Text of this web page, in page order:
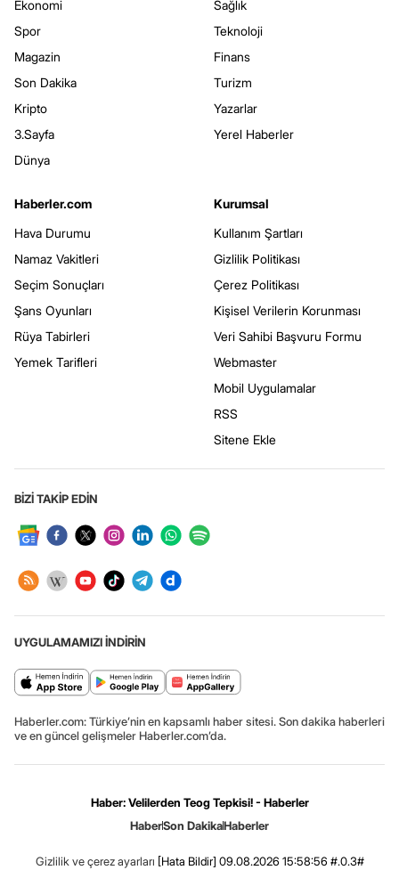
Ekonomi
Spor
Magazin
Son Dakika
Kripto
3.Sayfa
Dünya
Sağlık
Teknoloji
Finans
Turizm
Yazarlar
Yerel Haberler
Haberler.com
Hava Durumu
Namaz Vakitleri
Seçim Sonuçları
Şans Oyunları
Rüya Tabirleri
Yemek Tarifleri
Kurumsal
Kullanım Şartları
Gizlilik Politikası
Çerez Politikası
Kişisel Verilerin Korunması
Veri Sahibi Başvuru Formu
Webmaster
Mobil Uygulamalar
RSS
Sitene Ekle
BİZİ TAKİP EDİN
UYGULAMAMIZI İNDİRİN
Haberler.com: Türkiye’nin en kapsamlı haber sitesi. Son dakika haberleri
ve en güncel gelişmeler Haberler.com’da.
Haber: Velilerden Teog Tepkisi! - Haberler
HaberSon DakikaHaberler
Gizlilik ve çerez ayarları [Hata Bildir] 09.08.2026 15:58:56 #.0.3#